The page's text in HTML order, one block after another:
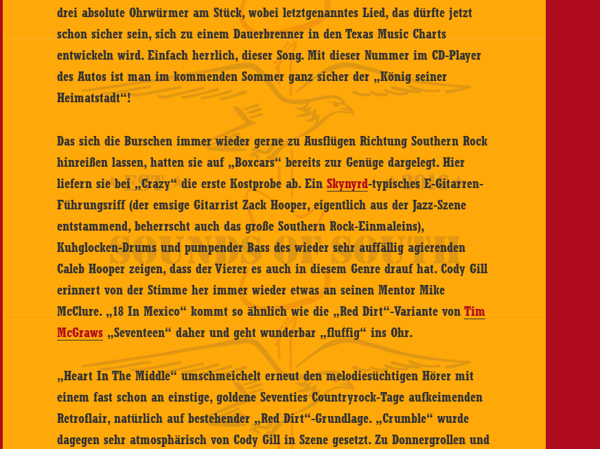
drei absolute Ohrwürmer am Stück, wobei letztgenanntes Lied, das dürfte jetzt
schon sicher sein, sich zu einem Dauerbrenner in den Texas Music Charts
entwickeln wird. Einfach herrlich, dieser Song. Mit dieser Nummer im CD-Player
des Autos ist man im kommenden Sommer ganz sicher der „König seiner
Heimatstadt“!
Das sich die Burschen immer wieder gerne zu Ausflügen Richtung Southern Rock
hinreißen lassen, hatten sie auf „Boxcars“ bereits zur Genüge dargelegt. Hier
liefern sie bei „Crazy“ die erste Kostprobe ab. EinSkynyrd-typisches E-Gitarren-
Führungsriff (der emsige Gitarrist Zack Hooper, eigentlich aus der Jazz-Szene
entstammend, beherrscht auch das große Southern Rock-Einmaleins),
Kuhglocken-Drums und pumpender Bass des wieder sehr auffällig agierenden
Caleb Hooper zeigen, dass der Vierer es auch in diesem Genre drauf hat. Cody Gill
erinnert von der Stimme her immer wieder etwas an seinen Mentor Mike
McClure. „18 In Mexico“ kommt so ähnlich wie die „Red Dirt“-Variante vonTim
McGraws „Seventeen“ daher und geht wunderbar „fluffig“ ins Ohr.
„Heart In The Middle“ umschmeichelt erneut den melodiesüchtigen Hörer mit
einem fast schon an einstige, goldene Seventies Countryrock-Tage aufkeimenden
Retroflair, natürlich auf bestehender „Red Dirt“-Grundlage. „Crumble“ wurde
dagegen sehr atmosphärisch von Cody Gill in Szene gesetzt. Zu Donnergrollen und